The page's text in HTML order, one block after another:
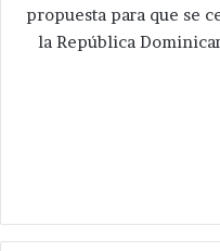
propuesta para que se
la República